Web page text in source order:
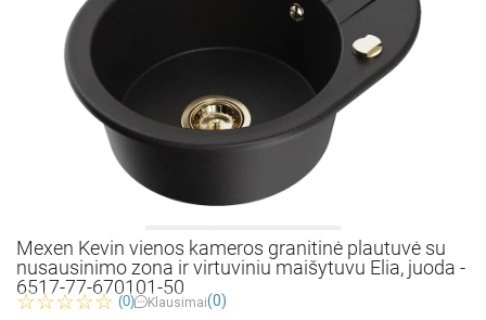
Mexen Kevin vienos kameros granitinė plautuvė su
nusausinimo zona ir virtuviniu maišytuvu Elia, juoda -
6517-77-670101-50
(0) Klausimai(0)